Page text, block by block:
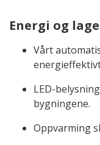
Energi og
Vårt
LED-
bygningene.
Oppvarming